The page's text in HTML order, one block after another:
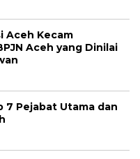
Aceh Kecam
Aceh yang Dinilai
7 Pejabat Utama dan